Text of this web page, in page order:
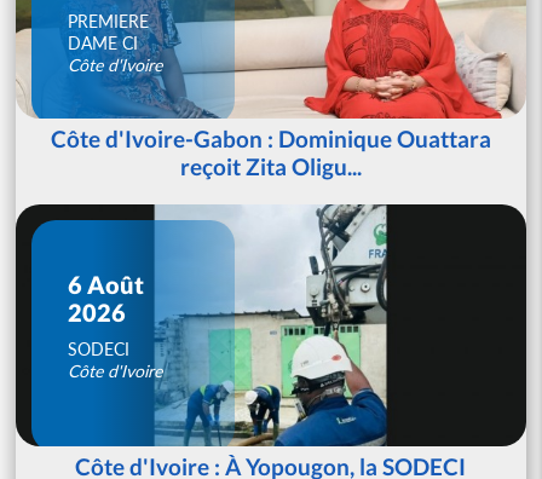
PREMIERE
DAME CI
Côte d'Ivoire
Côte d'Ivoire-Gabon : Dominique Ouattara
reçoit Zita Oligu...
6 Août
2026
SODECI
Côte d'Ivoire
Côte d'Ivoire : À Yopougon, la SODECI